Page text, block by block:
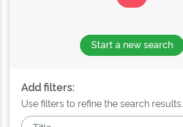
Start a new search
Add filters:
Use filters to refine the search results.